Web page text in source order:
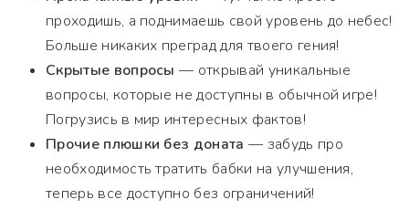
проходишь, а поднимаешь свой уровень до небес!
Больше никаких преград для твоего гения!
Скрытые вопросы — открывай уникальные
вопросы, которые не доступны в обычной игре!
Погрузись в мир интересных фактов!
Прочие плюшки без доната — забудь про
необходимость тратить бабки на улучшения,
теперь все доступно без ограничений!